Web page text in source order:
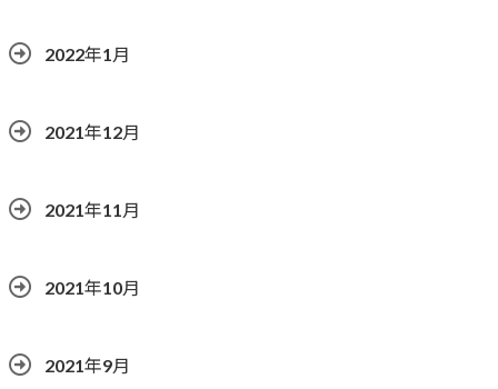
2022年1月
2021年12月
2021年11月
2021年10月
2021年9月